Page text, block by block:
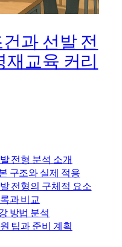
과 선발 전
재교육 커리
전형 분석 소개
구조와 실제 적용
전형의 구체적 요소
과 비교
방법 분석
팁과 준비 계획